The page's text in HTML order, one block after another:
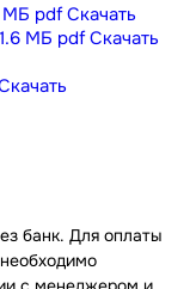
МБ pdf Скачать
1.6 МБ pdf Скачать
банк. Для оплаты